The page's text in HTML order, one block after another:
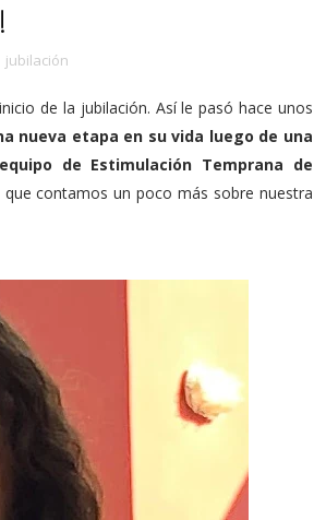
jubilación
de la jubilación. Así le pasó hace unos
nueva etapa en su vida luego de una
de Estimulación Temprana de
contamos un poco más sobre nuestra